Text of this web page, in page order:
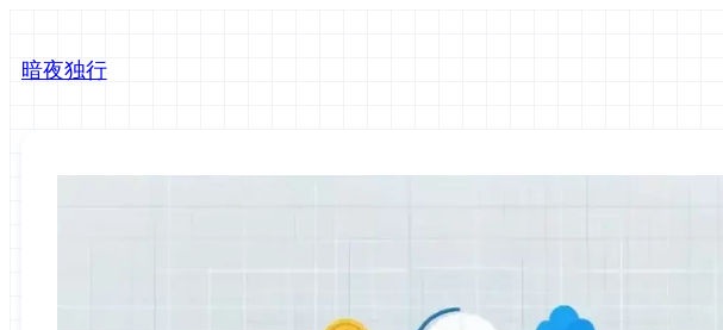
至
内
暗夜独行